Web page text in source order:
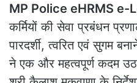
MP Police eHRMS e-
कर्मियों की सेवा प्रबंधन
पारदर्शी, त्वरित एवं सुगम
ने एक और महत्वपूर्ण कदम